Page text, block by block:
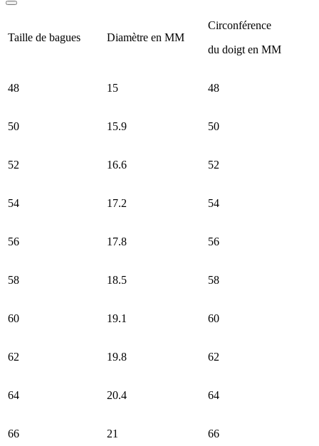
Taille de bagues Diamètre en MM
Circonférence
du doigt en MM
48 15 48
50 15.9 50
52 16.6 52
54 17.2 54
56 17.8 56
58 18.5 58
60 19.1 60
62 19.8 62
64 20.4 64
66 21 66